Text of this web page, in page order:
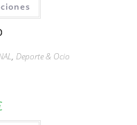
, Deporte & Ocio